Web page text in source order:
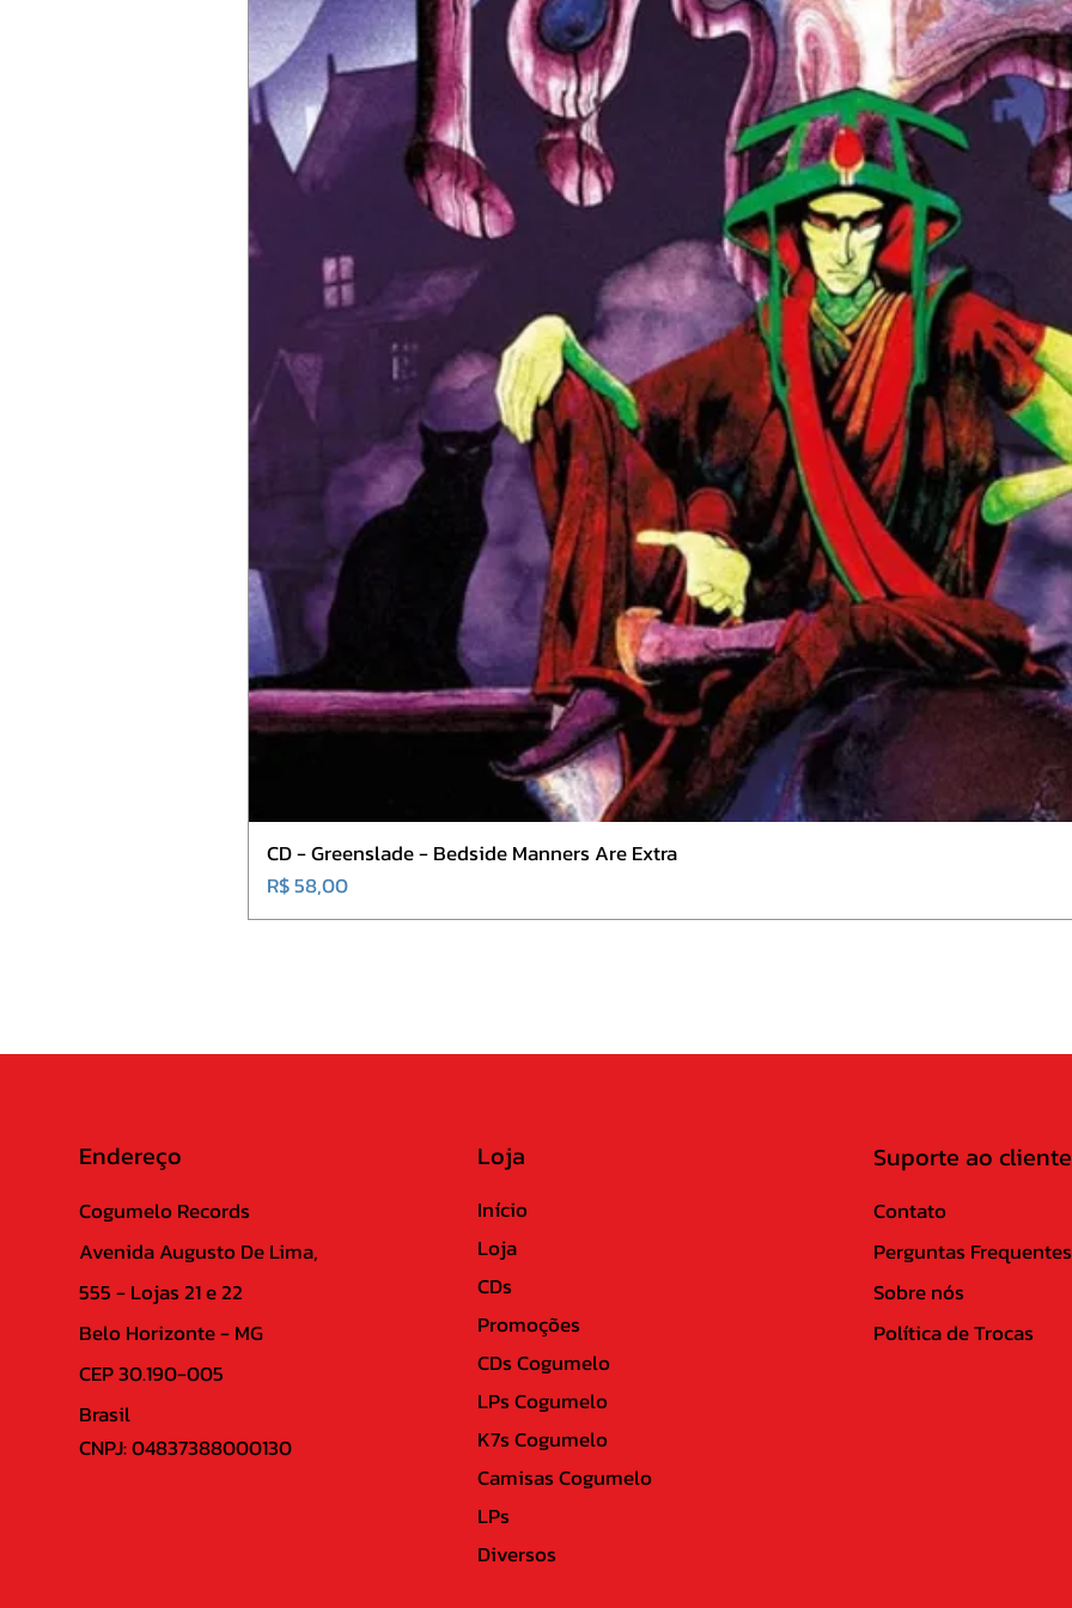
CD - Greenslade - Bedside Manners Are Extra
Preço
R$ 58,00
Endereço
Cogumelo Records
Avenida Augusto De Lima,
555 - Lojas 21 e 22
Belo Horizonte - MG
CEP 30.190-005
Brasil
CNPJ: 04837388000130
Loja
Início
Loja
CDs
Promoções
CDs Cogumelo
LPs Cogumelo
K7s Cogumelo
Camisas Cogumelo
LPs
Diversos
Suporte ao cliente
Contato
Perguntas Frequentes
Sobre nós
Política de Trocas